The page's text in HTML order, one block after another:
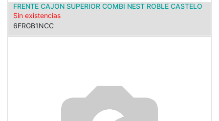
FRENTE CAJON SUPERIOR COMBI NEST ROBLE CASTELO
Sin existencias
6FRGB1NCC